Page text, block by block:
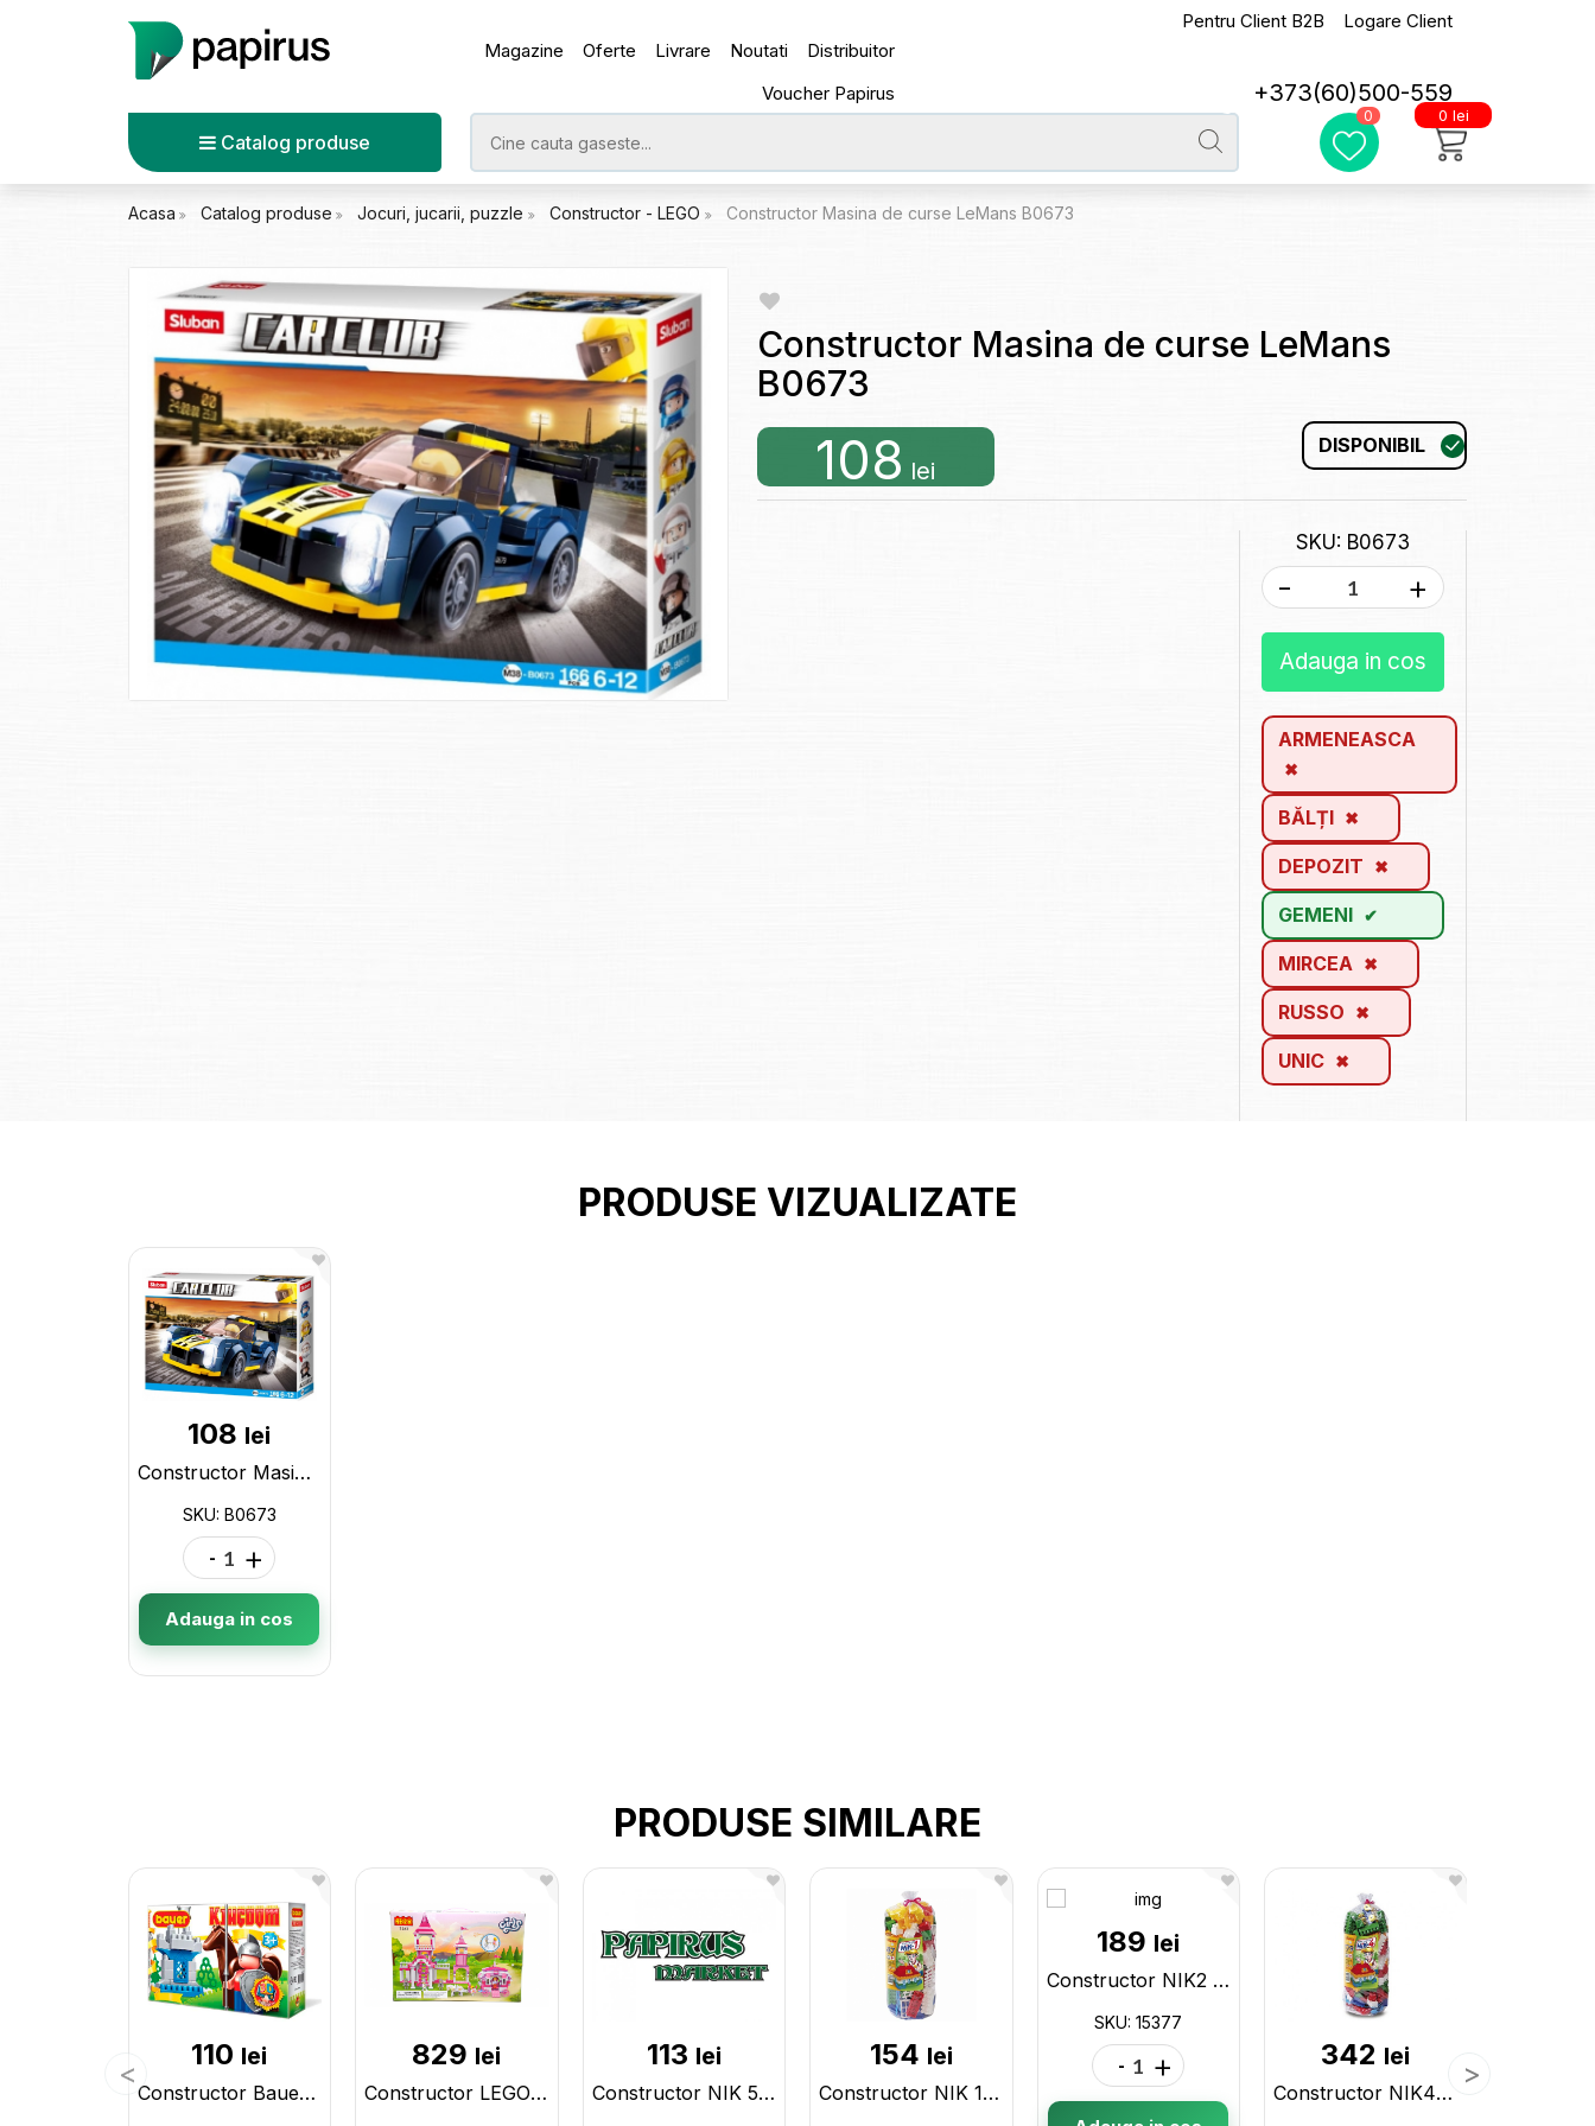
Magazine Oferte Livrare Noutati
Distribuitor
Voucher Papirus
Pentru Client B2B Logare Client
+373(60)500-559
Catalog produse
0 0 lei
Acasa Catalog produse Jocuri, jucarii, puzzle Constructor - LEGO Constructor Masina de curse LeMans B0673
Constructor Masina de curse LeMans
B0673
108 lei
DISPONIBIL
SKU: B0673
- +
Adauga in cos
ARMENEASCA
BĂLȚI
DEPOZIT
GEMENI
MIRCEA
RUSSO
UNIC
PRODUSE VIZUALIZATE
108 lei
Constructor Masina de curse LeMans B0673
SKU: B0673
- +
Adauga in cos
PRODUSE SIMILARE
110 lei
Constructor Bauer Kingdom 00570M
829 lei
Constructor LEGO Cogo Castel 555 pcs 3263 100571813
113 lei
Constructor NIK 52piese 15375
154 lei
Constructor NIK 1 87piese 15376
189 lei
Constructor NIK2 103piese 15377
SKU: 15377
- + 342 lei
Constructor NIK4 179piese 15379